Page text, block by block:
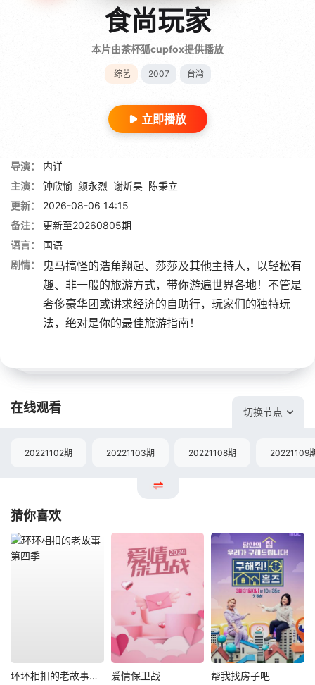
食尚玩家
本片由茶杯狐cupfox提供播放
综艺 2007 台湾
立即播放
导演：
内详
主演：
钟欣愉 颜永烈 谢炘昊 陈秉立
更新：
2026-08-06 14:15
备注：
更新至20260805期
语言：
国语
剧情：
鬼马搞怪的浩角翔起、莎莎及其他主持人，以轻松有
趣、非一般的旅游方式，带你游遍世界各地！不管是
奢侈豪华团或讲求经济的自助行，玩家们的独特玩
法，绝对是你的最佳旅游指南！
在线观看 切换节点
20221102期 20221103期 20221108期 20221109
猜你喜欢
环环相扣的老故事第四季 爱情保卫战 帮我找房子吧